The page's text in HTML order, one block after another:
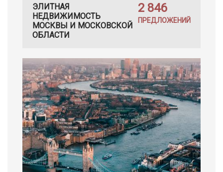
ЭЛИТНАЯ
НЕДВИЖИМОСТЬ
МОСКВЫ И МОСКОВСКОЙ
ОБЛАСТИ
2 846
ПРЕДЛОЖЕНИЙ